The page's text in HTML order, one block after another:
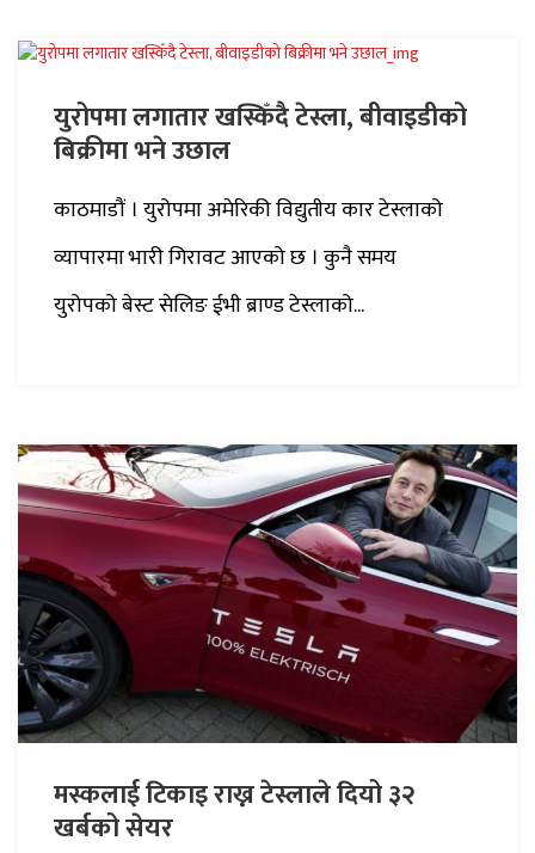
युरोपमा लगातार खस्किँदै टेस्ला, बीवाइडीको
बिक्रीमा भने उछाल
काठमाडौं । युरोपमा अमेरिकी विद्युतीय कार टेस्लाको
व्यापारमा भारी गिरावट आएको छ । कुनै समय
युरोपको बेस्ट सेलिङ ईभी ब्राण्ड टेस्लाको...
मस्कलाई टिकाइ राख्न टेस्लाले दियो ३२
खर्बको सेयर